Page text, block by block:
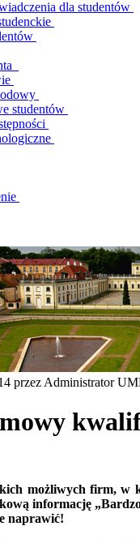
dla studentów
studentów
przez Administrator
możliwych firm,
informację
naprawić!